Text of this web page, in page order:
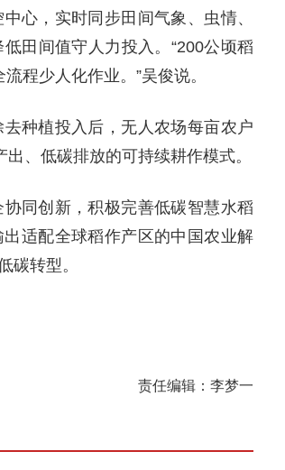
心，实时同步田间气象、虫情、
田间值守人力投入。“200公顷稻
程少人化作业。”吴俊说。
种植投入后，无人农场每亩农户
、低碳排放的可持续耕作模式。
同创新，积极完善低碳智慧水稻
适配全球稻作产区的中国农业解
碳转型。
责任编辑：李梦一